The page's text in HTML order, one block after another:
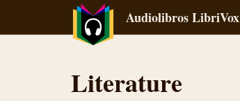
Audiolibros LibriVox
Literature